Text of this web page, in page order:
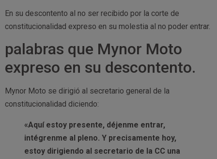
En su descontento al no ser recibido por la corte de
constitucionalidad expreso en su molestia al no poder entrar.
palabras que Mynor Moto
expreso en su descontento.
Mynor Moto se dirigió al secretario general de la
constitucionalidad diciendo:
«Aquí estoy presente, déjenme entrar,
intégrenme al pleno. Y precisamente hoy,
estoy dirigiendo al secretario de la CC una